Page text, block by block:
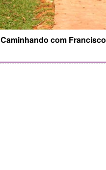
Caminhando com Francisco